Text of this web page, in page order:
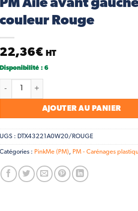
couleur Rouge
22,36€ HT
Disponibilité : 6
quantité de PM Aile avant gauche
AJOUTER AU PANIER
UGS : DTX43221A0W20/ROUGE
Catégories : PinkMe (PM) , PM - Carénages